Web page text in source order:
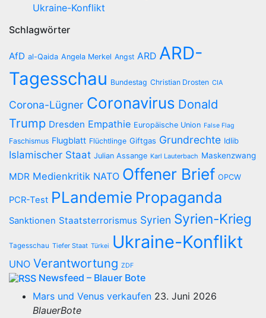
Ukraine-Konflikt
Schlagwörter
AfD al-Qaida Angela Merkel Angst ARD ARD-
Tagesschau Bundestag Christian Drosten CIA
Corona-Lügner Coronavirus Donald
Trump Dresden Empathie Europäische Union False Flag
Faschismus Flugblatt Flüchtlinge Giftgas Grundrechte Idlib
Islamischer Staat Julian Assange Karl Lauterbach Maskenzwang
MDR Medienkritik NATO Offener Brief OPCW
PCR-Test PLandemie Propaganda
Sanktionen Staatsterrorismus Syrien Syrien-Krieg
Tagesschau Tiefer Staat Türkei Ukraine-Konflikt
UNO Verantwortung ZDF
Newsfeed – Blauer Bote
Mars und Venus verkaufen 23. Juni 2026
BlauerBote